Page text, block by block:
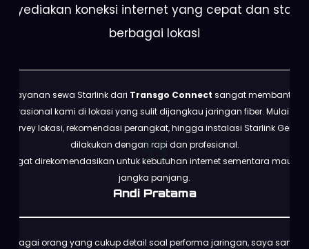
koneksi internet yang cepat dan stabil
berbagai lokasi
Layanan sewa Starlink dari Transgo Connect sangat membantu
operasional kami di lokasi yang sulit dijangkau jaringan fiber. Mulai dari
survey lokasi, rekomendasi perangkat, hingga instalasi Starlink Gen 3
dilakukan dengan rapi dan profesional.
Sangat direkomendasikan untuk kebutuhan internet sementara maupun
jangka panjang.
Andi Pratama
Sebagai orang yang cukup detail soal performa jaringan, saya sangat